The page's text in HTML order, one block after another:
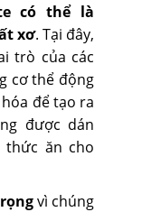
có thể là
xơ. Tại đây,
trò của các
cơ thể động
để tạo ra
được dán
thức ăn cho
vì chúng